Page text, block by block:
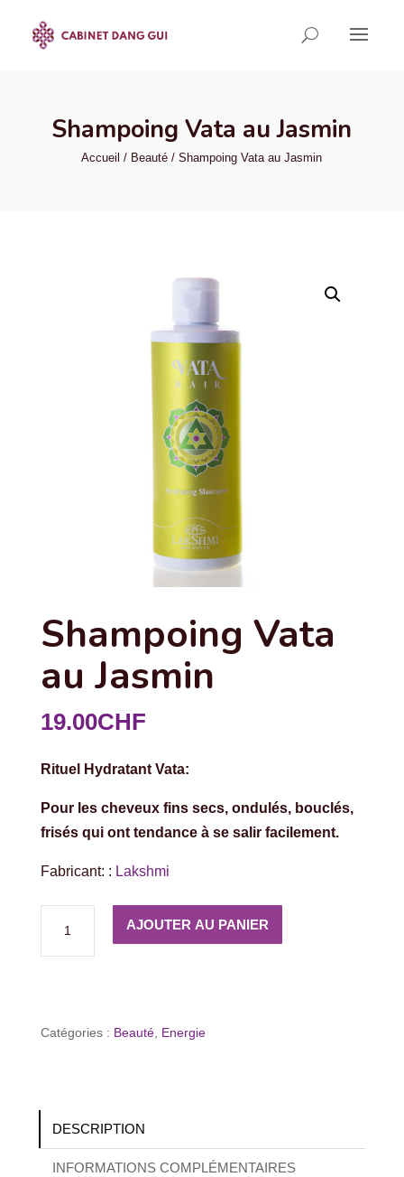
Shampoing Vata au Jasmin
Accueil / Beauté / Shampoing Vata au Jasmin
Shampoing Vata
au Jasmin
19.00CHF
Rituel Hydratant Vata:
Pour les cheveux fins secs, ondulés, bouclés,
frisés qui ont tendance à se salir facilement.
Fabricant: : Lakshmi
Jasmin
AJOUTER AU PANIER
Catégories : Beauté, Energie
DESCRIPTION
INFORMATIONS COMPLÉMENTAIRES